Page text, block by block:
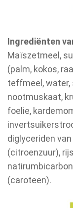
Ingrediënten
Maïszetmeel,
(palm, kokos,
teffmeel, water,
nootmuskaat,
foelie,
diglyceriden
(citroenzuur),
(caroteen).